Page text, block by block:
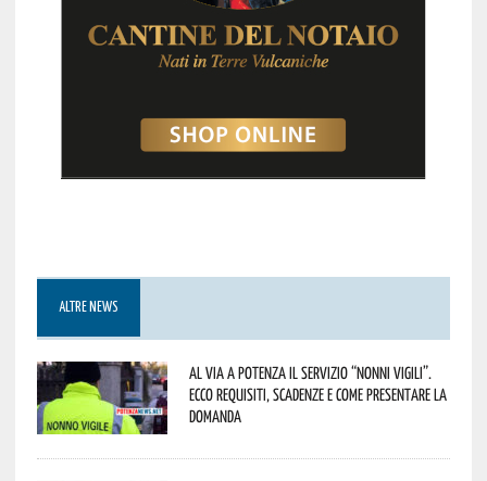
ALTRE NEWS
Al via a Potenza il servizio “Nonni Vigili”.
Ecco requisiti, scadenze e come presentare la
domanda